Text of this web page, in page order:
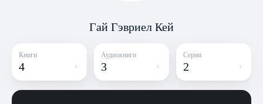
Гай Гэвриел Кей
Книги
4
Аудиокниги
3
Серии
2